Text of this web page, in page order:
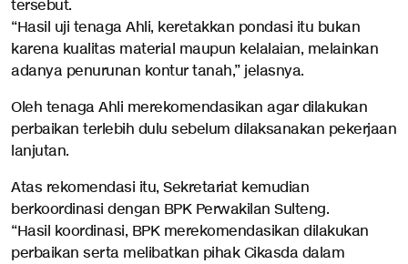
tersebut.
“Hasil uji tenaga Ahli, keretakkan pondasi itu bukan
karena kualitas material maupun kelalaian, melainkan
adanya penurunan kontur tanah,” jelasnya.
Oleh tenaga Ahli merekomendasikan agar dilakukan
perbaikan terlebih dulu sebelum dilaksanakan pekerjaan
lanjutan.
Atas rekomendasi itu, Sekretariat kemudian
berkoordinasi dengan BPK Perwakilan Sulteng.
“Hasil koordinasi, BPK merekomendasikan dilakukan
perbaikan serta melibatkan pihak Cikasda dalam